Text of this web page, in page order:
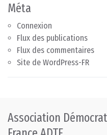
Méta
Connexion
Flux des publications
Flux des commentaires
Site de WordPress-FR
Association